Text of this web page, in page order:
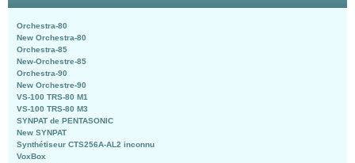
Orchestra-80
New Orchestra-80
Orchestra-85
New-Orchestre-85
Orchestra-90
New Orchestre-90
VS-100 TRS-80 M1
VS-100 TRS-80 M3
SYNPAT de PENTASONIC
New SYNPAT
Synthétiseur CTS256A-AL2 inconnu
VoxBox